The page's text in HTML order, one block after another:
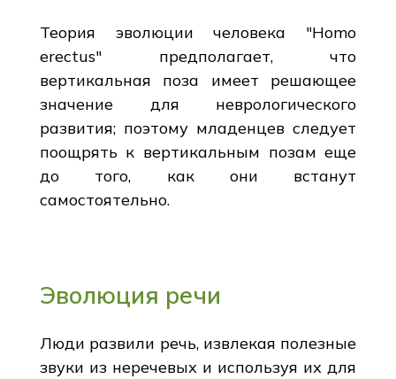
Теория эволюции человека "Homo
erectus" предполагает, что
вертикальная поза имеет решающее
значение для неврологического
развития; поэтому младенцев следует
поощрять к вертикальным позам еще
до того, как они встанут
самостоятельно.
Эволюция речи
Люди развили речь, извлекая полезные
звуки из неречевых и используя их для